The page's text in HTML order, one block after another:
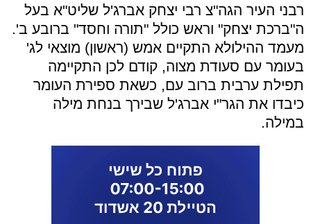
רבני העיר הגה"צ רבי יצחק אברג'ל שליט"א בעל
ה"ברכת יצחק" וראש כולל "תורה וחסד" ברובע ב'.
מעמד ההילולא התקיים אמש (ראשון) מוצאי לג'
בעומר עם סעודת מצוה, קודם לכן התקיימה
תפילת ערבית ברוב עם, כשאת ספירת העומר
כיבדו את הגר"י אברג'ל שבירך בנחת מילה
במילה.